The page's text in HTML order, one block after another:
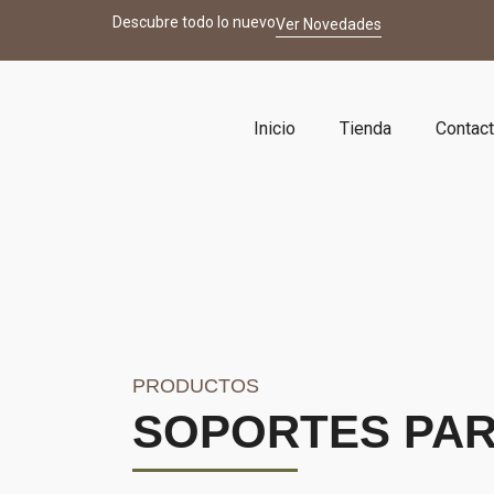
Descubre todo lo nuevoVer Novedades
Inicio Tienda
PRODUCTOS
SOPORTES